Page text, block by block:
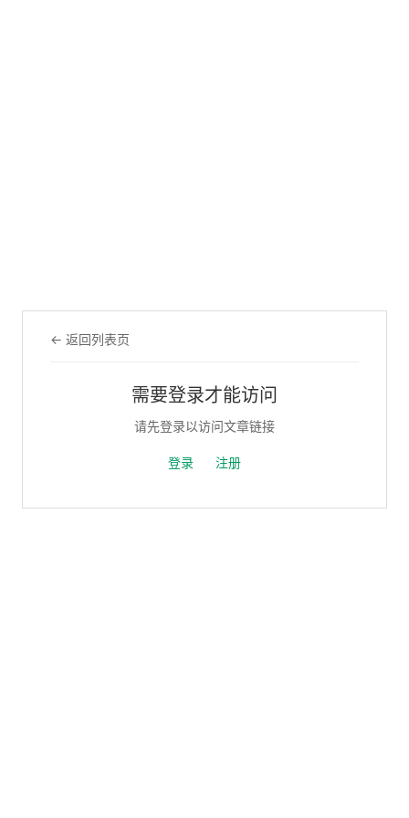
← 返回列表页
需要登录才能访问
请先登录以访问文章链接
登录 注册